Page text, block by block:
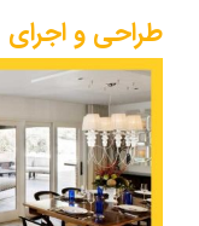
طراحی و اجرای